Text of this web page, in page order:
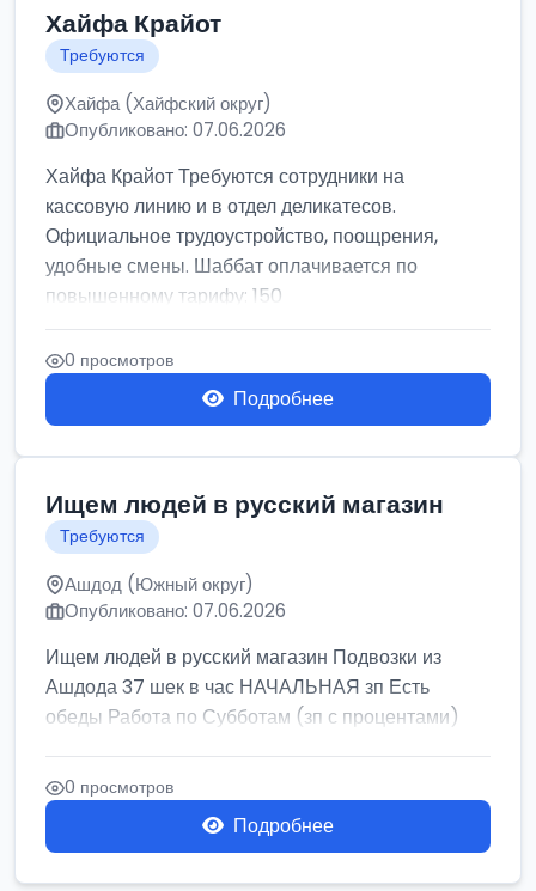
Хайфа Крайот
Требуются
Хайфа (Хайфский округ)
Опубликовано: 07.06.2026
Хайфа Крайот Требуются сотрудники на
кассовую линию и в отдел деликатесов.
Официальное трудоустройство, поощрения,
удобные смены. Шаббат оплачивается по
повышенному тарифу: 150
0 просмотров
Подробнее
Ищем людей в русский магазин
Требуются
Ашдод (Южный округ)
Опубликовано: 07.06.2026
Ищем людей в русский магазин Подвозки из
Ашдода 37 шек в час НАЧАЛЬНАЯ зп Есть
обеды Работа по Субботам (зп с процентами)
0 просмотров
Подробнее